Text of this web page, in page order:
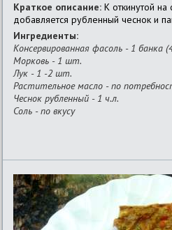
Краткое описание: К откинутой
добавляется рубленный чеснок и
Ингредиенты:
Консервированная фасоль - 1 банка
Морковь - 1 шт.
Лук - 1 -2 шт.
Растительное масло - по
Чеснок рубленный - 1 ч.л.
Соль - по вкусу